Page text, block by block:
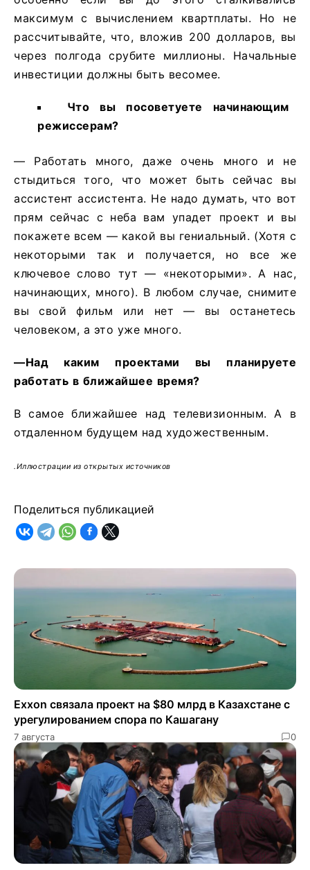
максимум с вычислением квартплаты. Но не
рассчитывайте, что, вложив 200 долларов, вы
через полгода срубите миллионы. Начальные
инвестиции должны быть весомее.
Что вы посоветуете
начинающим
режиссерам?
— Работать много, даже очень много и не
стыдиться того, что может быть сейчас вы
ассистент ассистента. Не надо думать, что вот
прям сейчас с неба вам упадет проект и вы
покажете всем — какой вы гениальный. (Хотя с
некоторыми так и получается, но все же
ключевое слово тут — «некоторыми». А нас,
начинающих, много). В любом случае, снимите
вы свой фильм или нет — вы останетесь
человеком, а это уже много.
—Над каким проектами вы
планируете
работать в ближайшее время?
В самое ближайшее над телевизионным. А в
отдаленном будущем над художественным.
.Иллюстрации из открытых источников
Поделиться публикацией
Exxon связала проект на $80 млрд в Казахстане с
урегулированием спора по Кашагану
7 августа 0